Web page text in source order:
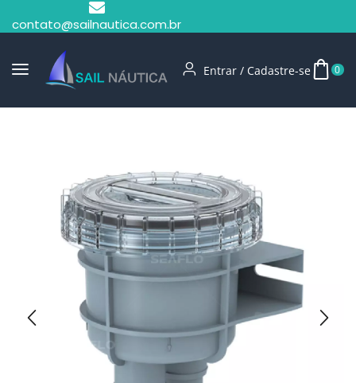
contato@sailnautica.com.br
Entrar / Cadastre-se 0